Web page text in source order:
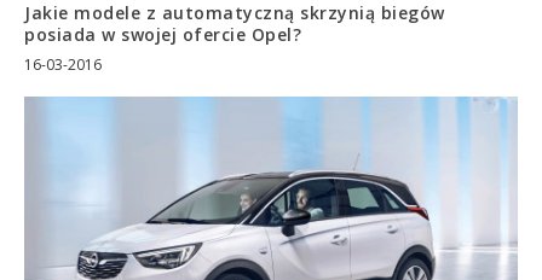
Jakie modele z automatyczną skrzynią biegów
posiada w swojej ofercie Opel?
16-03-2016